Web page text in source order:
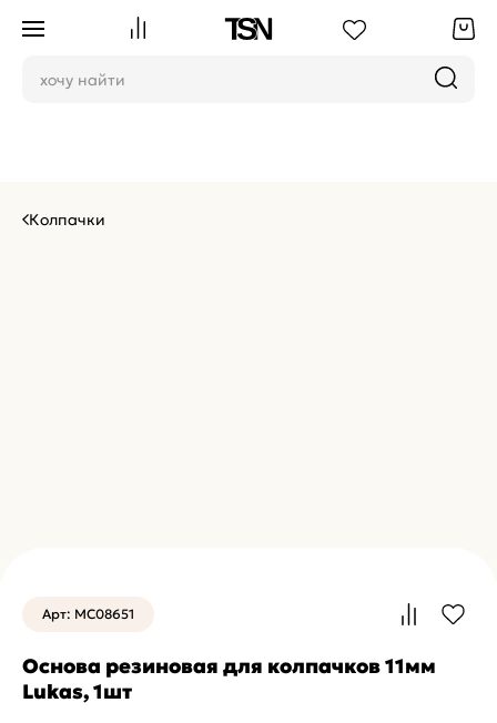
Колпачки
Арт: MC08651
Основа резиновая для колпачков 11мм
Lukas, 1шт